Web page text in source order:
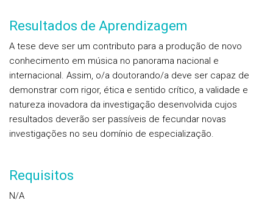
Resultados de Aprendizagem
A tese deve ser um contributo para a produção de novo
conhecimento em música no panorama nacional e
internacional. Assim, o/a doutorando/a deve ser capaz de
demonstrar com rigor, ética e sentido crítico, a validade e
natureza inovadora da investigação desenvolvida cujos
resultados deverão ser passíveis de fecundar novas
investigações no seu domínio de especialização.
Requisitos
N/A